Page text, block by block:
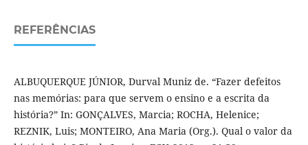
REFERÊNCIAS
ALBUQUERQUE JÚNIOR, Durval Muniz de. “Fazer defeitos
nas memórias: para que servem o ensino e a escrita da
história?” In: GONÇALVES, Marcia; ROCHA, Helenice;
REZNIK, Luis; MONTEIRO, Ana Maria (Org.). Qual o valor da